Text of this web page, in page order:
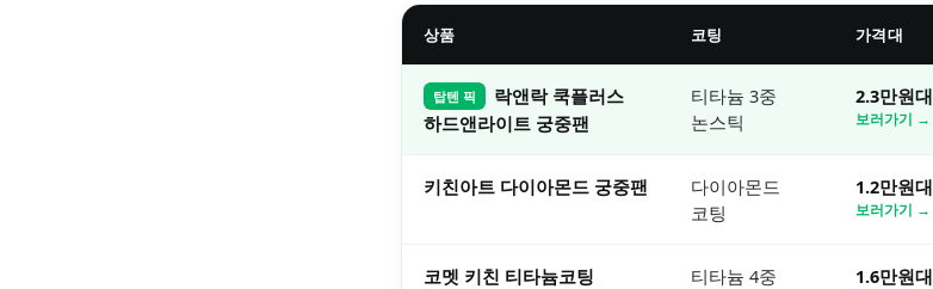
상품 코팅 가격대
탑텐 픽
락앤락 쿡플러스
하드앤라이트 궁중팬
티타늄 3중
논스틱
2.3만원대
보러가기 →
키친아트 다이아몬드 궁중팬
다이아몬드
코팅
1.2만원대
보러가기 →
코멧 키친 티타늄코팅
티타늄 4중 1.6만원대